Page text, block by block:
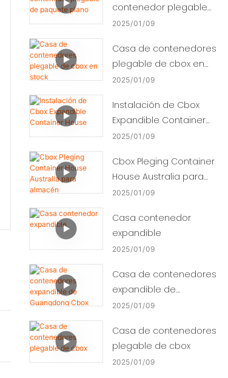
contenedor plegable
de paquete plano
2025 01 09
Casa de contenedores
plegable de cbox en
stock
2025 01 09
Instalación de Cbox
Expandible Container
House
2025 01 09
Cbox Pleging Container
House Australia para
almacén
2025 01 09
Casa contenedor
expandible
2025 01 09
Casa de contenedores
expandible de
Guangdong Cbox
2025 01 09
Casa de contenedores
plegable de cbox
2025 01 09